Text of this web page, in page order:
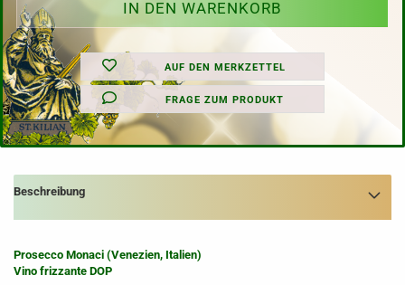
AUF DEN MERKZETTEL
FRAGE ZUM PRODUKT
Beschreibung
Prosecco Monaci (Venezien, Italien)
Vino frizzante DOP